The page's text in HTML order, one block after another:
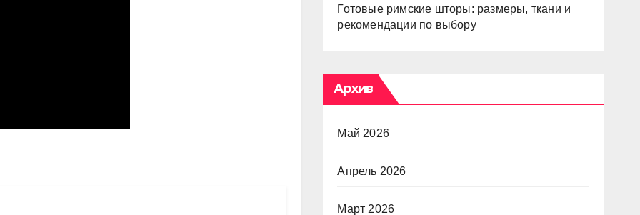
Готовые римские шторы: размеры, ткани и
рекомендации по выбору
Архив
Май 2026
Апрель 2026
Март 2026